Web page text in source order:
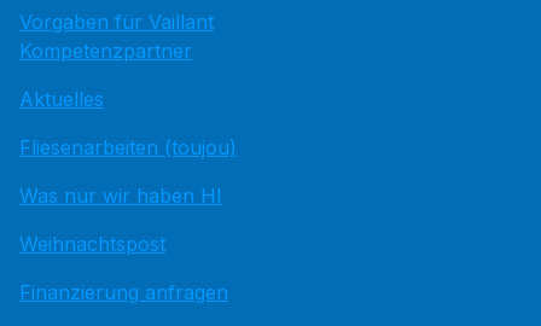
Vorgaben für Vaillant
Kompetenzpartner
Aktuelles
Fliesenarbeiten (toujou)
Was nur wir haben HI
Weihnachtspost
Finanzierung anfragen